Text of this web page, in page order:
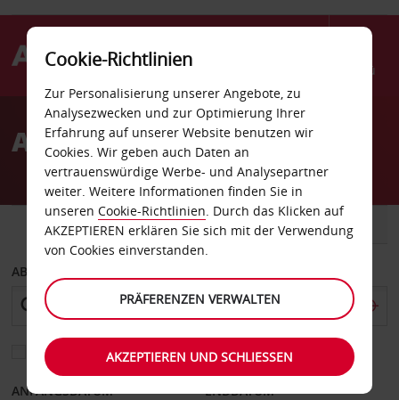
Menü
AvisAutovermietung Palo Alto
FAHRZEUG TRANSPORTER
ABHOLEN VON
Eine andere Rückgabestation auswählen
ANFANGSDATUM ENDDATUM
Cookie-Richtlinien
Zur Personalisierung unserer Angebote, zu
Analysezwecken und zur Optimierung Ihrer
Erfahrung auf unserer Website benutzen wir
Cookies. Wir geben auch Daten an
vertrauenswürdige Werbe- und Analysepartner
weiter. Weitere Informationen finden Sie in
unseren Cookie-Richtlinien. Durch das Klicken auf
AKZEPTIEREN erklären Sie sich mit der Verwendung
von Cookies einverstanden.
PRÄFERENZEN VERWALTEN
AKZEPTIEREN UND SCHLIESSEN